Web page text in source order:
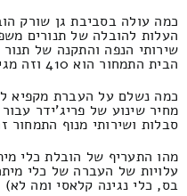
כמה עולה בסביבת גן שורק
העלות להובלה של תנורים
שירותי הנפה והתקנה של
הבית התמחור הוא 410 וזה מגיע עד 180 שקל חדש.
כמה נשלם על העברת מקפיא
מחיר שינוע של פריג'ידר
סבלות ושירותי מנוף התמחור זה 400 ולכל היותר
מהו התעריף של הובלת כלי
עלויות של העברה של כלי
בס, כלי נגינה קלאסי ומה לא) המחירון